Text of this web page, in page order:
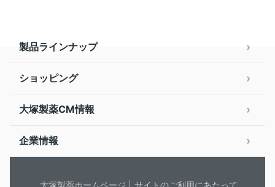
製品ラインナップ
ショッピング
大塚製薬CM情報
企業情報